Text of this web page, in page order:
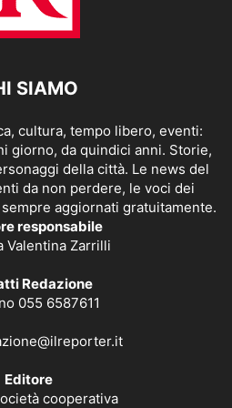
SIAMO
cultura, tempo libero, eventi:
giorno, da quindici anni. Storie,
della città. Le news del
da non perdere, le voci dei
aggiornati gratuitamente.
responsabile
Valentina Zarrilli
Redazione
055 6587611
Editore
cooperativa